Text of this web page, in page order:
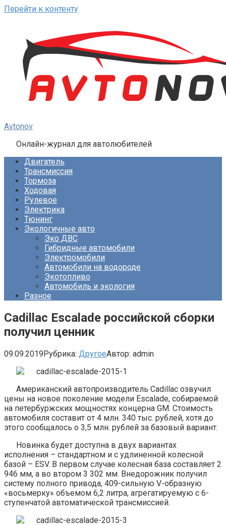
Перейти к контенту
Avtonov
Онлайн-журнал для автолюбителей
Двигатель
Трансмиссия
Тормоза
Ходовая
Рулевое
Электрика
Тюнинг
Экологичные авто
Эко ДВС
Гибридные автомобили
Электромобили
Автомобили на водороде
Экотопливо
Автомобиль и экология
Разное
Cadillac Escalade российской сборки
получил ценник
09.09.2019Рубрика: ДругоеАвтор: admin
Американский автопроизводитель Cadillac озвучил
цены на новое поколение модели Escalade, собираемой
на петербуржских мощностях концерна GM. Стоимость
автомобиля составит от 4 млн. 340 тыс. рублей, хотя до
этого сообщалось о 3,5 млн. рублей за базовый вариант.
Новинка будет доступна в двух вариантах
исполнения – стандартном и с удлиненной колесной
базой – ESV. В первом случае колесная база составляет 2
946 мм, а во втором 3 302 мм. Внедорожник получил
систему полного привода, 409-сильную V-образную
«восьмерку» объемом 6,2 литра, агрегатируемую с 6-
ступенчатой автоматической трансмиссией.